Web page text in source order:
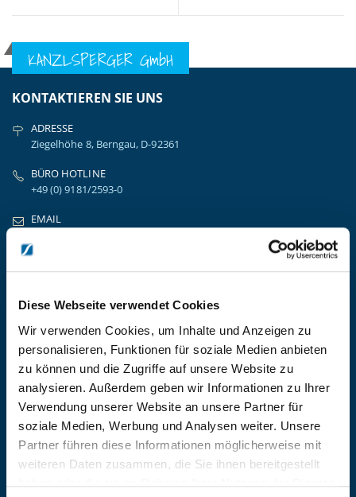
Diese Webseite verwendet Cookies
Wir verwenden Cookies, um Inhalte und Anzeigen zu
personalisieren, Funktionen für soziale Medien anbieten
zu können und die Zugriffe auf unsere Website zu
analysieren. Außerdem geben wir Informationen zu Ihrer
Verwendung unserer Website an unsere Partner für
soziale Medien, Werbung und Analysen weiter. Unsere
Partner führen diese Informationen möglicherweise mit
weiteren Daten zusammen, die Sie ihnen bereitgestellt
KANZLSPERGER GmbH
KONTAKTIEREN SIE UNS
ADRESSE
Ziegelhöhe 8, Berngau, D-92361
BÜRO HOTLINE
+49 (0) 9181/2593-0
EMAIL
AGB nebst Kundeninformationen
Impressum
INFORMATIONEN
Preisvorschlag erstellen
Versandkosten & Lieferinformationen